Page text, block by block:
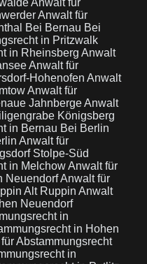
Anwalt für
Anwalt für
Bei Bernau Bei
in Pritzwalk
in Rheinsberg Anwalt
Anwalt für
Hohenofen Anwalt
Anwalt für
JahnbergeAnwalt
Königsberg
in Bernau Bei Berlin
Anwalt für
Stolpe-Süd
in MelchowAnwalt für
NeuendorfAnwalt für
Alt Ruppin Anwalt
Neuendorf
in
in Hohen
Abstammungsrecht
in